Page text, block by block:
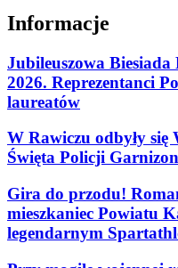
Informacje
Jubileuszowa
2026. Reprezentanci
laureatów
W Rawiczu odbyły
Święta Policji
Gira do przodu!
mieszkaniec Powiatu
legendarnym